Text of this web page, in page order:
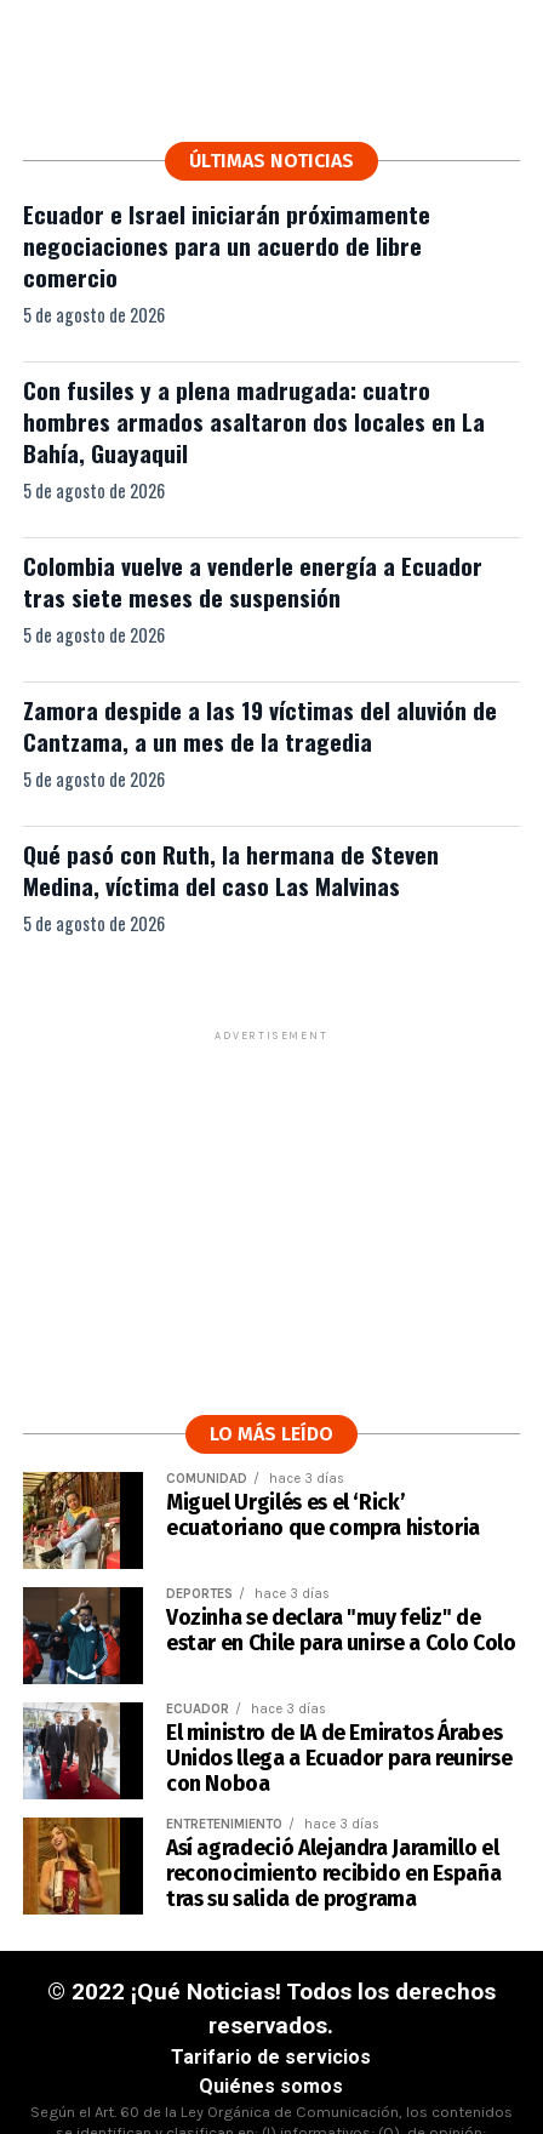
ÚLTIMAS NOTICIAS
Ecuador e Israel iniciarán próximamente
negociaciones para un acuerdo de libre
comercio
5 de agosto de 2026
Con fusiles y a plena madrugada: cuatro
hombres armados asaltaron dos locales en La
Bahía, Guayaquil
5 de agosto de 2026
Colombia vuelve a venderle energía a Ecuador
tras siete meses de suspensión
5 de agosto de 2026
Zamora despide a las 19 víctimas del aluvión de
Cantzama, a un mes de la tragedia
5 de agosto de 2026
Qué pasó con Ruth, la hermana de Steven
Medina, víctima del caso Las Malvinas
5 de agosto de 2026
ADVERTISEMENT
LO MÁS LEÍDO
COMUNIDAD hace 3 días
Miguel Urgilés es el ‘Rick’
ecuatoriano que compra historia
DEPORTES hace 3 días
Vozinha se declara "muy feliz" de
estar en Chile para unirse a Colo Colo
ECUADOR hace 3 días
El ministro de IA de Emiratos Árabes
Unidos llega a Ecuador para reunirse
con Noboa
ENTRETENIMIENTO hace 3 días
Así agradeció Alejandra Jaramillo el
reconocimiento recibido en España
tras su salida de programa
© 2022 ¡Qué Noticias! Todos los derechos
reservados.
Tarifario de servicios
Quiénes somos
Según el Art. 60 de la Ley Orgánica de Comunicación, los contenidos